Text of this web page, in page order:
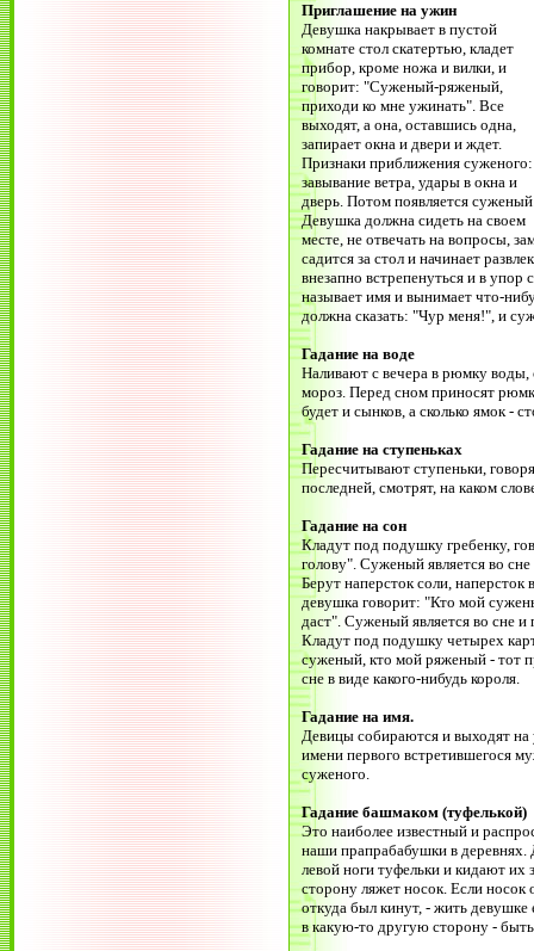
Приглашение на ужин
Девушка накрывает в пустой
комнате стол скатертью, кладет
прибор, кроме ножа и вилки, и
говорит: "Суженый-ряженый,
приходи ко мне ужинать". Все
выходят, а она, оставшись одна,
запирает окна и двери и ждет.
Признаки приближения суженого:
завывание ветра, удары в окна и
дверь. Потом появляется
Девушка должна сидеть на своем
месте, не отвечать на вопросы,
садится за стол и начинает
внезапно встрепенуться и в
называет имя и вынимает что-
должна сказать: "Чур меня!", и
Гадание на воде
Наливают с вечера в рюмку воды,
мороз. Перед сном приносят
будет и сынков, а сколько ямок -
Гадание на ступеньках
Пересчитывают ступеньки,
последней, смотрят, на каком
Гадание на сон
Кладут под подушку гребенку,
голову". Суженый является во
Берут наперсток соли,
девушка говорит: "Кто мой
даст". Суженый является во сне и
Кладут под подушку четырех
суженый, кто мой ряженый - тот
сне в виде какого-нибудь короля.
Гадание на имя.
Девицы собираются и выходят на
имени первого встретившегося
суженого.
Гадание башмаком (туфелькой)
Это наиболее известный и
наши прапрабабушки в деревнях.
левой ноги туфельки и кидают их
сторону ляжет носок. Если носок
откуда был кинут, - жить
в какую-то другую сторону -